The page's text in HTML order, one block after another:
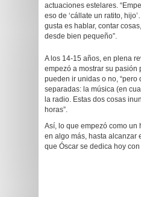
actuaciones estelares.
eso de ‘cállate un ratito,
gusta es hablar, contar
desde bien pequeño”.
A los 14-15 años, en plena
empezó a mostrar su pasión
pueden ir unidas o no, “pero
separadas: la música (en
la radio. Estas dos cosas
horas”.
Así, lo que empezó como un
en algo más, hasta alcanzar
que Óscar se dedica hoy